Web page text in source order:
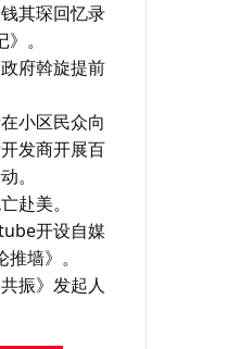
其琛回忆录
。
府斡旋提前
小区民众向
发商开展百
。
赴美。
开设自媒
墙》。
振》发起人